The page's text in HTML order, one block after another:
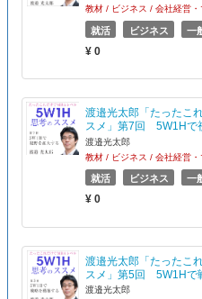
教材 / ビジネス / 会社経営・
就活 ビジネス 一
¥ 0
渡邉光太郎「たったこ
スメ」第7回 5W1Hで
渡邉光太郎
教材 / ビジネス / 会社経営・
就活 ビジネス 一
¥ 0
渡邉光太郎「たったこ
スメ」第5回 5W1Hで
渡邉光太郎